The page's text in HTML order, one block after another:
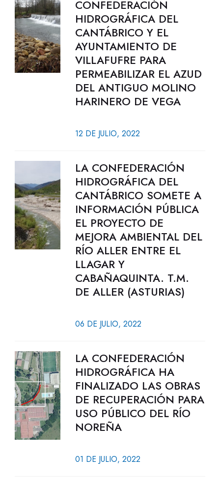
CONFEDERACIÓN
HIDROGRÁFICA DEL
CANTÁBRICO Y EL
AYUNTAMIENTO DE
VILLAFUFRE PARA
PERMEABILIZAR EL AZUD
DEL ANTIGUO MOLINO
HARINERO DE VEGA
12 DE JULIO, 2022
LA CONFEDERACIÓN
HIDROGRÁFICA DEL
CANTÁBRICO SOMETE A
INFORMACIÓN PÚBLICA
EL PROYECTO DE
MEJORA AMBIENTAL DEL
RÍO ALLER ENTRE EL
LLAGAR Y
CABAÑAQUINTA. T.M.
DE ALLER (ASTURIAS)
06 DE JULIO, 2022
LA CONFEDERACIÓN
HIDROGRÁFICA HA
FINALIZADO LAS OBRAS
DE RECUPERACIÓN PARA
USO PÚBLICO DEL RÍO
NOREÑA
01 DE JULIO, 2022